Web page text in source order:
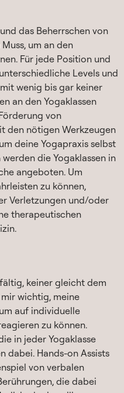
das Beherrschen von
um an den
Für jede Position und
Levels und
wenig bis gar keiner
an den Yogaklassen
von
den nötigen Werkzeugen
deine Yogapraxis selbst
die Yogaklassen in
angeboten. Um
zu können,
Verletzungen und/oder
therapeutischen
keiner gleicht dem
wichtig, meine
auf individuelle
zu können.
in jeder Yogaklasse
dabei. Hands-on Assists
von verbalen
die dabei